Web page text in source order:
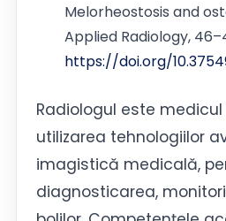
Melorheostosis and
Applied Radiology,
https://doi.org/
Radiologul este
utilizarea tehnologiilor
imagistică medicală,
diagnosticarea,